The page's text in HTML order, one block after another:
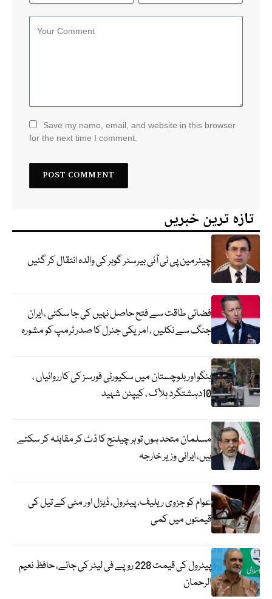
Save my name, email, and website in this browser
for the next time I comment.
تازہ ترین خبریں
چیئرمین پی ٹی آئی بیرسٹر گوہر کی والدہ انتقال کر گئیں
فضائی طاقت سے فتح حاصل نہیں کی جا سکتی ، ایران
جنگ سے نکلیں ، امریکی جنرل کا صدر ٹرمپ کو مشورہ
ہنگو اور بلوچستان میں سکیورٹی فورسز کی کارروائیاں ،
10دہشتگرد ہلاک ، کیپٹن شہید
مسلمان متحد ہوں تو ہر چیلنج کا ڈٹ کر مقابلہ کر سکتے
ہیں، ایرانی وزیر خارجہ
عوام کو جزوی ریلیف، پیٹرول، ڈیزل اور مٹی کے تیل کی
قیمتوں میں کمی
پیٹرول کی قیمت 228 روپے فی لیٹر کی جائے، حافظ نعیم
الرحمان